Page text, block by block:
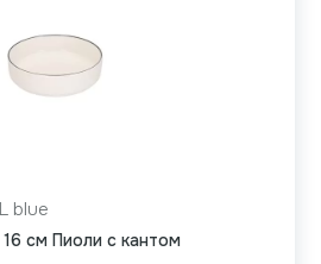
blue
см Пиоли с кантом